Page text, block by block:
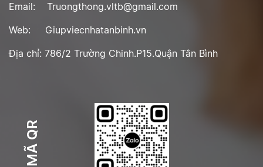
Email: Truongthong.vltb@gmail.com
Web: Giupviecnhatanbinh.vn
Địa chỉ: 786/2 Trường Chinh.P15.Quận Tân Bình
MÃ QR